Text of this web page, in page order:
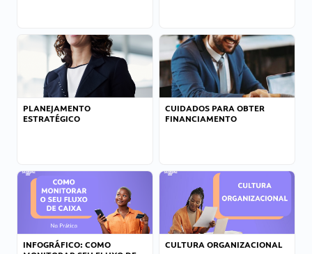
PLANEJAMENTO
ESTRATÉGICO
CUIDADOS PARA OBTER
FINANCIAMENTO
INFOGRÁFICO: COMO
CULTURA ORGANIZACIONAL